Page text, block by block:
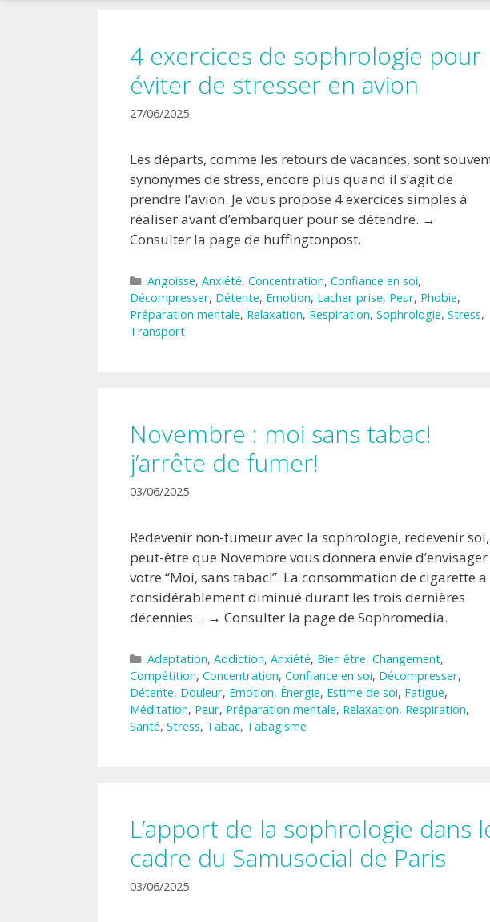
4 exercices de sophrologie pour
éviter de stresser en avion
27/06/2025
Les départs, comme les retours de vacances, sont
synonymes de stress, encore plus quand il s’agit de
prendre l’avion. Je vous propose 4 exercices simples à
réaliser avant d’embarquer pour se détendre. →
Consulter la page de huffingtonpost.
Catégories
Angoisse, Anxiété, Concentration, Confiance en soi,
Décompresser, Détente, Emotion, Lacher prise, Peur, Phobie,
Préparation mentale, Relaxation, Respiration, Sophrologie, Stress,
Transport
Novembre : moi sans tabac!
j’arrête de fumer!
03/06/2025
Redevenir non-fumeur avec la sophrologie, redevenir soi,
peut-être que Novembre vous donnera envie d’envisager
votre “Moi, sans tabac!”. La consommation de cigarette a
considérablement diminué durant les trois dernières
décennies… → Consulter la page de Sophromedia.
Catégories
Adaptation, Addiction, Anxiété, Bien être, Changement,
Compétition, Concentration, Confiance en soi, Décompresser,
Détente, Douleur, Emotion, Énergie, Estime de soi, Fatigue,
Méditation, Peur, Préparation mentale, Relaxation, Respiration,
Santé, Stress, Tabac, Tabagisme
L’apport de la sophrologie dans
cadre du Samusocial de Paris
03/06/2025